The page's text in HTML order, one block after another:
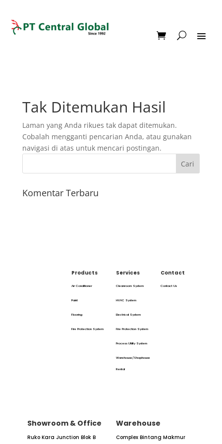
Tak Ditemukan Hasil
Laman yang Anda rikues tak dapat ditemukan.
Cobalah mengganti pencarian Anda, atau gunakan
navigasi di atas untuk mencari postingan.
Komentar Terbaru
Products
Air Conditioner
Paint
Flooring
Fire Protection System
Services
Cleanroom System
HVAC System
Electrical System
Fire Protection System
Process Utility System
Warehouse/Shophouse
Rental
Contact
Contact Us
Showroom & Office
Ruko Kara Junction Blok B
Warehouse
Complex Bintang Makmur